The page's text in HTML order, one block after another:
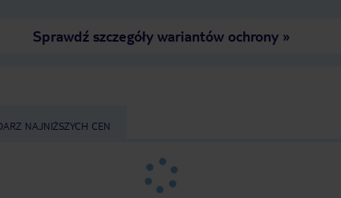
Sprawdź szczegóły wariantów ochrony»
NAJNIŻSZYCH CEN